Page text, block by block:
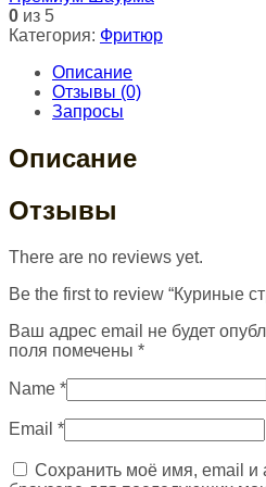
0 из 5
Категория: Фритюр
Описание
Отзывы (0)
Запросы
Описание
Отзывы
There are no reviews yet.
Be the first to review “Куриные
Ваш адрес email не будет
поля помечены *
Name *
Email *
Сохранить моё имя, email и